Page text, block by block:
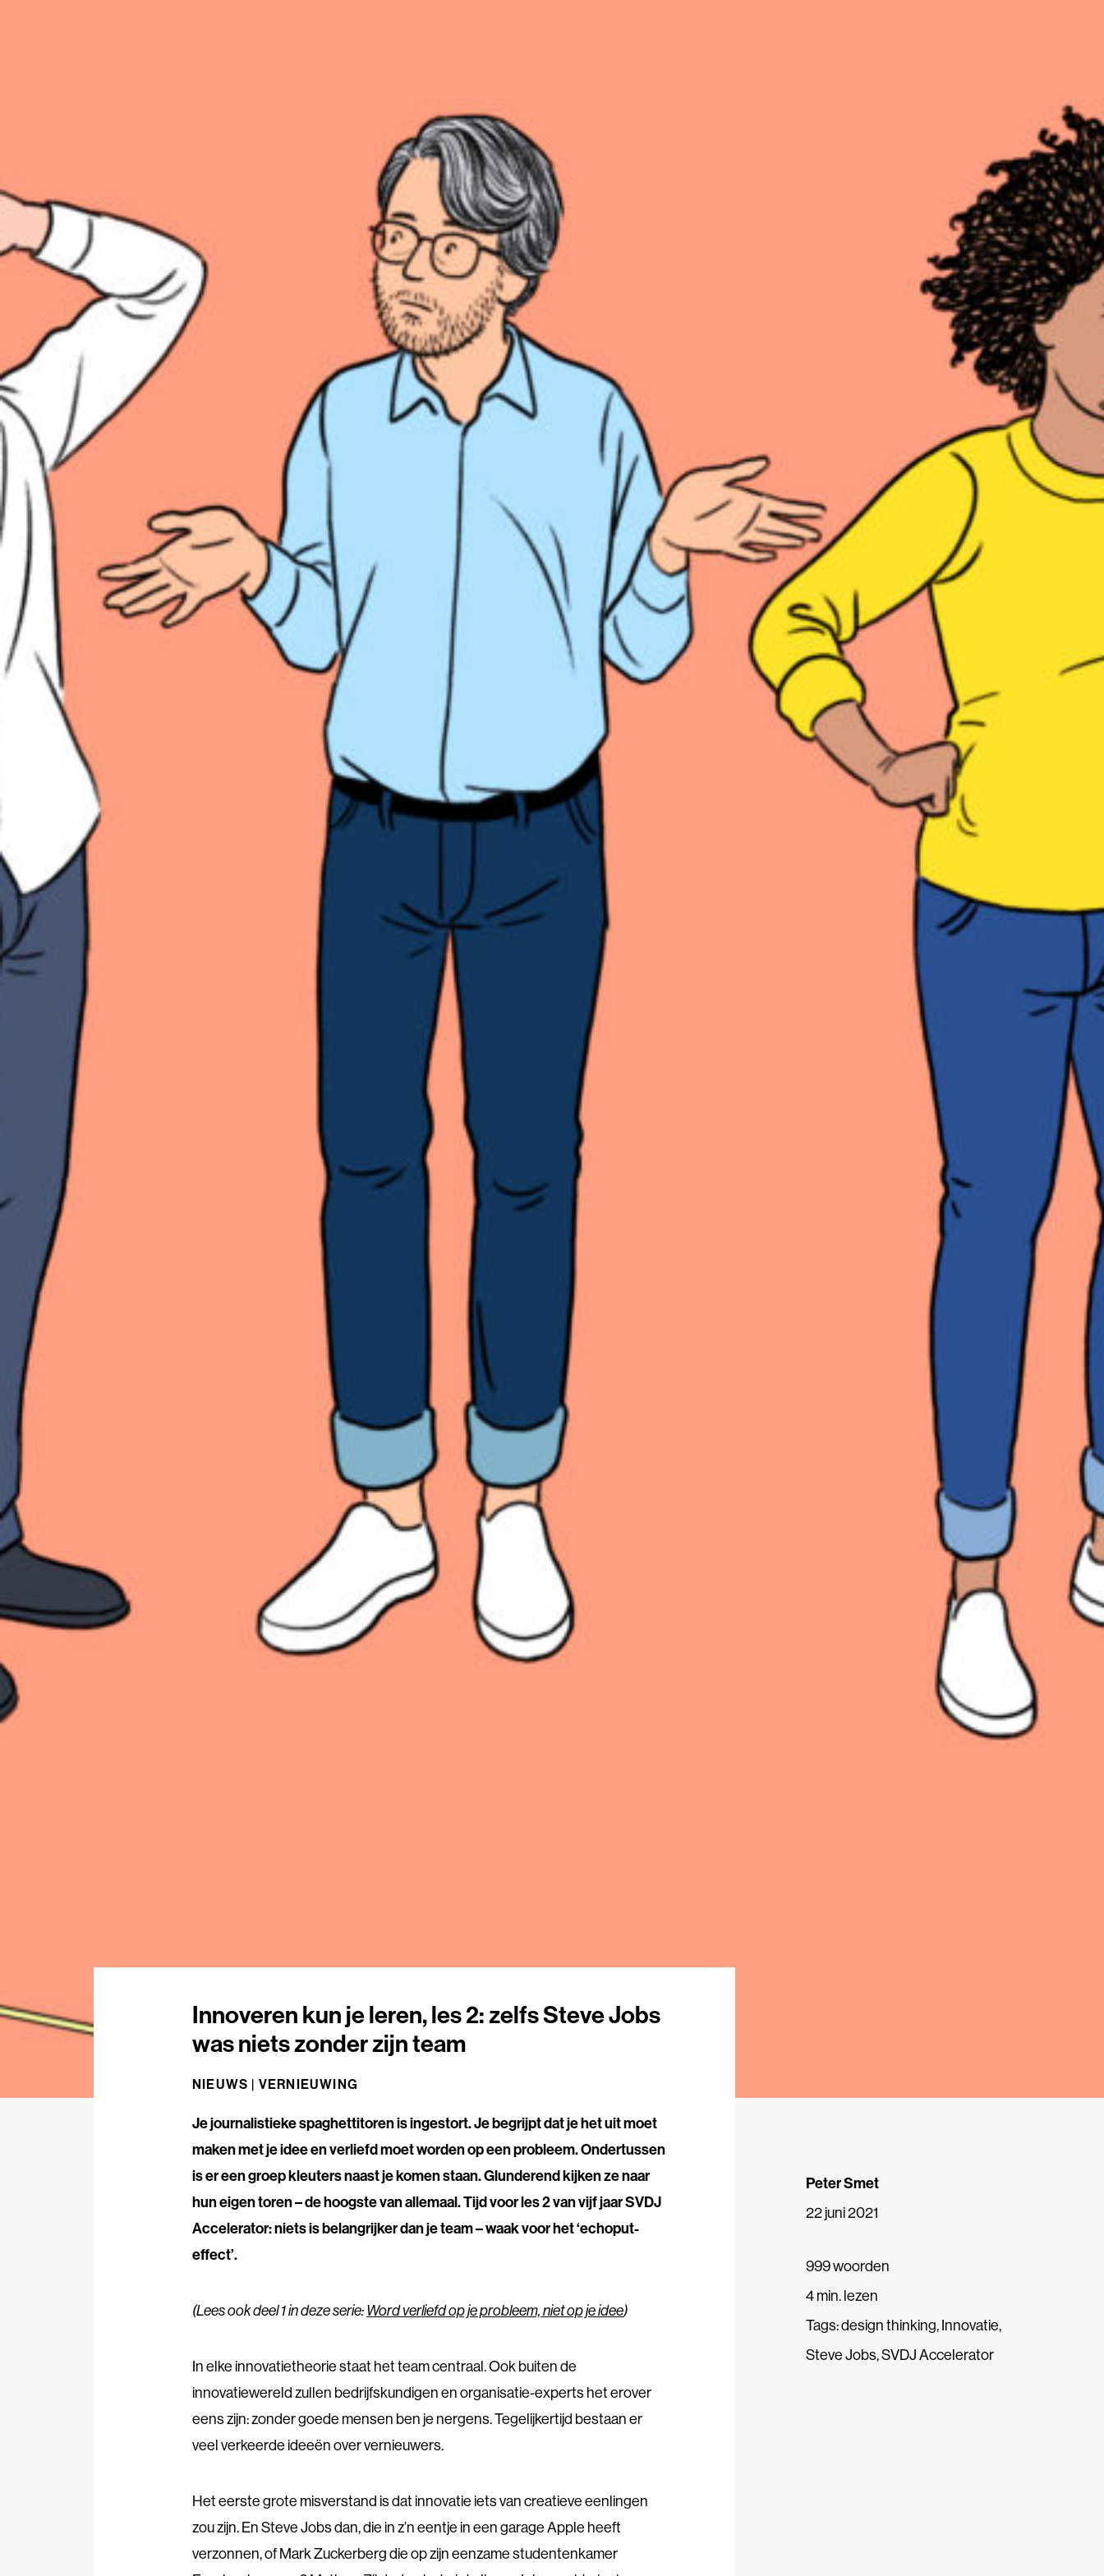
Innoveren kun je leren, les 2: zelfs Steve Jobs
was niets zonder zijn team
NIEUWS | VERNIEUWING
Je journalistieke spaghettitoren is ingestort. Je begrijpt dat je het uit moet
maken met je idee en verliefd moet worden op een probleem. Ondertussen
is er een groep kleuters naast je komen staan. Glunderend kijken ze naar
hun eigen toren – de hoogste van allemaal. Tijd voor les 2 van vijf jaar SVDJ
Accelerator: niets is belangrijker dan je team – waak voor het ‘echoput-
effect’.
(Lees ook deel 1 in deze serie:Word verliefd op je probleem, niet op je idee)
In elke innovatietheorie staat het team centraal. Ook buiten de
innovatiewereld zullen bedrijfskundigen en organisatie-experts het erover
eens zijn: zonder goede mensen ben je nergens. Tegelijkertijd bestaan er
veel verkeerde ideeën over vernieuwers.
Het eerste grote misverstand is dat innovatie iets van creatieve eenlingen
zou zijn. En Steve Jobs dan, die in z’n eentje in een garage Apple heeft
verzonnen, of Mark Zuckerberg die op zijn eenzame studentenkamer
Peter Smet
22 juni 2021
999 woorden
4 min. lezen
Tags:design thinking,Innovatie,
Steve Jobs,SVDJ Accelerator